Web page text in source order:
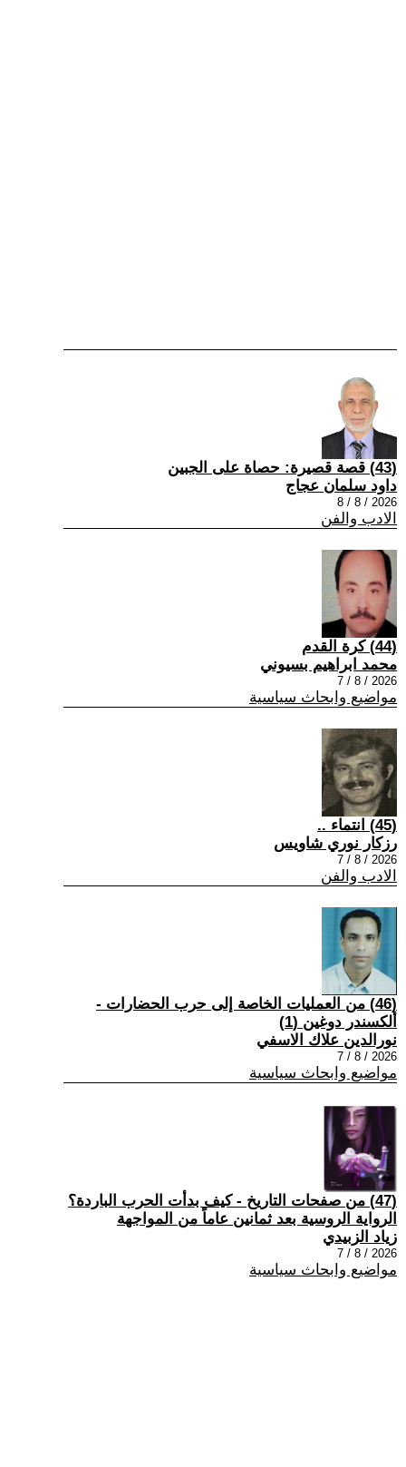
(43) قصة قصيرة: حصاة على الجبين
داود سلمان عجاج
2026 / 8 / 8
الادب والفن
(44) كرة القدم
محمد ابراهيم بسيوني
2026 / 8 / 7
مواضيع وابحاث سياسية
(45) انتماء ..
رزكار نوري شاويس
2026 / 8 / 7
الادب والفن
(46) من العمليات الخاصة إلى حرب الحضارات -
ألكسندر دوغين (1)
نورالدين علاك الاسفي
2026 / 8 / 7
مواضيع وابحاث سياسية
(47) من صفحات التاريخ - كيف بدأت الحرب الباردة؟
الرواية الروسية بعد ثمانين عاماً من المواجهة
زياد الزبيدي
2026 / 8 / 7
مواضيع وابحاث سياسية